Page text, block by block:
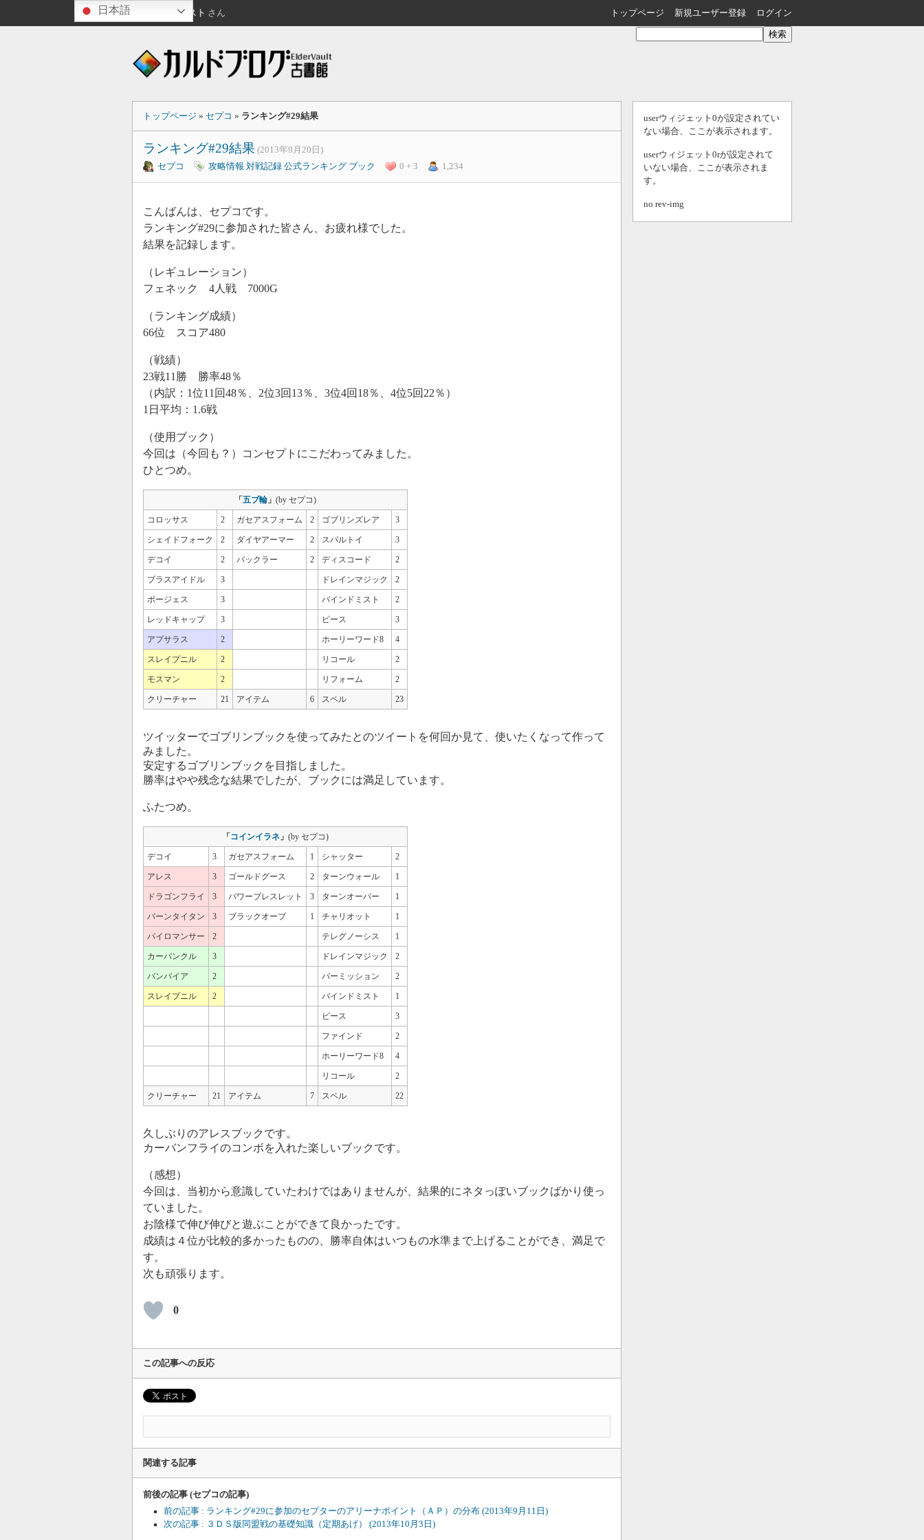
ゲスト さん トップページ 新規ユーザー登録 ログイン
トップページ » セプコ » ランキング#29結果
ランキング#29結果 (2013年9月20日)
セプコ
攻略情報 対戦記録 公式ランキング ブック 0 + 3 1,234
こんばんは、セプコです。
ランキング#29に参加された皆さん、お疲れ様でした。
結果を記録します。
（レギュレーション）
フェネック 4人戦 7000G
（ランキング成績）
66位 スコア480
（戦績）
23戦11勝 勝率48％
（内訳：1位11回48％、2位3回13％、3位4回18％、4位5回22％）
1日平均：1.6戦
（使用ブック）
今回は（今回も？）コンセプトにこだわってみました。
ひとつめ。
「 五ブ輪」 (by セプコ)
コロッサス 2 ガセアスフォーム 2 ゴブリンズレア 3
シェイドフォーク 2 ダイヤアーマー 2 スパルトイ 3
デコイ 2 バックラー 2 ディスコード 2
ブラスアイドル 3 ドレインマジック 2
ボージェス 3 バインドミスト 2
レッドキャップ 3 ピース 3
アプサラス 2 ホーリーワード8 4
スレイプニル 2 リコール 2
モスマン 2 リフォーム 2
クリーチャー 21 アイテム 6 スペル 23
ツイッターでゴブリンブックを使ってみたとのツイートを何回か見て、使いたくなって作って
みました。
安定するゴブリンブックを目指しました。
勝率はやや残念な結果でしたが、ブックには満足しています。
ふたつめ。
「 コインイラネ 」 (by セプコ)
デコイ 3 ガセアスフォーム 1 シャッター 2
アレス 3 ゴールドグース 2 ターンウォール 1
ドラゴンフライ 3 パワーブレスレット 3 ターンオーバー 1
バーンタイタン 3 ブラックオーブ 1 チャリオット 1
パイロマンサー 2 テレグノーシス 1
カーバンクル 3 ドレインマジック 2
バンパイア 2 パーミッション 2
スレイプニル 2 バインドミスト 1
ピース 3
ファインド 2
ホーリーワード8 4
リコール 2
クリーチャー 21 アイテム 7 スペル 22
久しぶりのアレスブックです。
カーバンフライのコンボを入れた楽しいブックです。
（感想）
今回は、当初から意識していたわけではありませんが、結果的にネタっぽいブックばかり使っ
ていました。
お陰様で伸び伸びと遊ぶことができて良かったです。
成績は４位が比較的多かったものの、勝率自体はいつもの水準まで上げることができ、満足で
す。
次も頑張ります。
0
この記事への反応
関連する記事
前後の記事 (セプコの記事)
前の記事 : ランキング#29に参加のセプターのアリーナポイント（ＡＰ）の分布 (2013年9月11日)
次の記事 : ３ＤＳ版同盟戦の基礎知識（定期あげ） (2013年10月3日)
userウィジェット0が設定されてい
ない場合、ここが表示されます。
userウィジェット0rが設定されて
いない場合、ここが表示されま
す。
no rev-img
日本語